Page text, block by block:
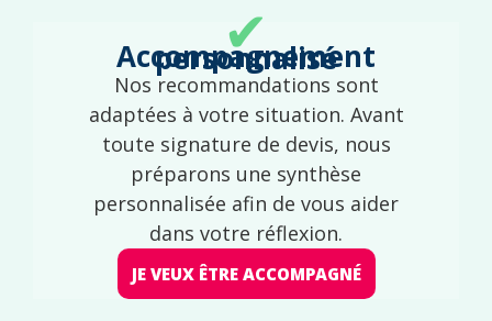
✔
Accompagnement personnalisé
Nos recommandations sont
adaptées à votre situation. Avant
toute signature de devis, nous
préparons une synthèse
personnalisée afin de vous aider
dans votre réflexion.
JE VEUX ÊTRE ACCOMPAGNÉ